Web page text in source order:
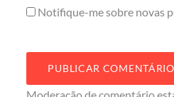
Notifique-me sobre novas